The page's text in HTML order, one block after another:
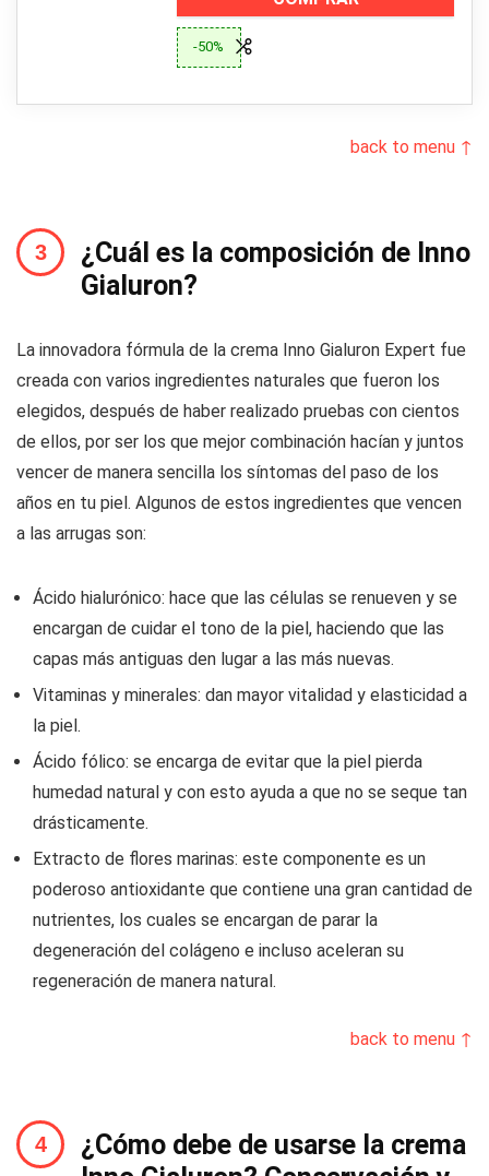
-50%
back to menu ↑
¿Cuál es la composición de Inno
Gialuron?
La innovadora fórmula de la crema Inno Gialuron Expert fue
creada con varios ingredientes naturales que fueron los
elegidos, después de haber realizado pruebas con cientos
de ellos, por ser los que mejor combinación hacían y juntos
vencer de manera sencilla los síntomas del paso de los
años en tu piel. Algunos de estos ingredientes que vencen
a las arrugas son:
Ácido hialurónico: hace que las células se renueven y se
encargan de cuidar el tono de la piel, haciendo que las
capas más antiguas den lugar a las más nuevas.
Vitaminas y minerales: dan mayor vitalidad y elasticidad a
la piel.
Ácido fólico: se encarga de evitar que la piel pierda
humedad natural y con esto ayuda a que no se seque tan
drásticamente.
Extracto de flores marinas: este componente es un
poderoso antioxidante que contiene una gran cantidad de
nutrientes, los cuales se encargan de parar la
degeneración del colágeno e incluso aceleran su
regeneración de manera natural.
back to menu ↑
¿Cómo debe de usarse la crema